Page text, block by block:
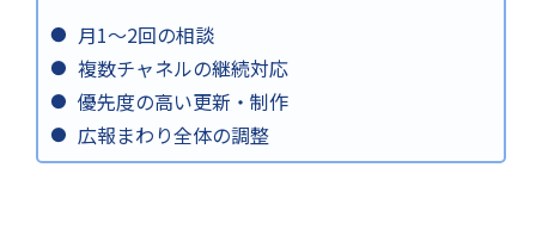
月1～2回の相談
複数チャネルの継続対応
優先度の高い更新・制作
広報まわり全体の調整